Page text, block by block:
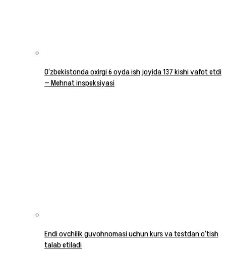
O‘zbekistonda oxirgi 6 oyda ish joyida 137 kishi vafot etdi
— Mehnat inspeksiyasi
Endi ovchilik guvohnomasi uchun kurs va testdan o‘tish
talab etiladi